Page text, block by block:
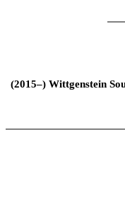
(2015–) Wittgenstein